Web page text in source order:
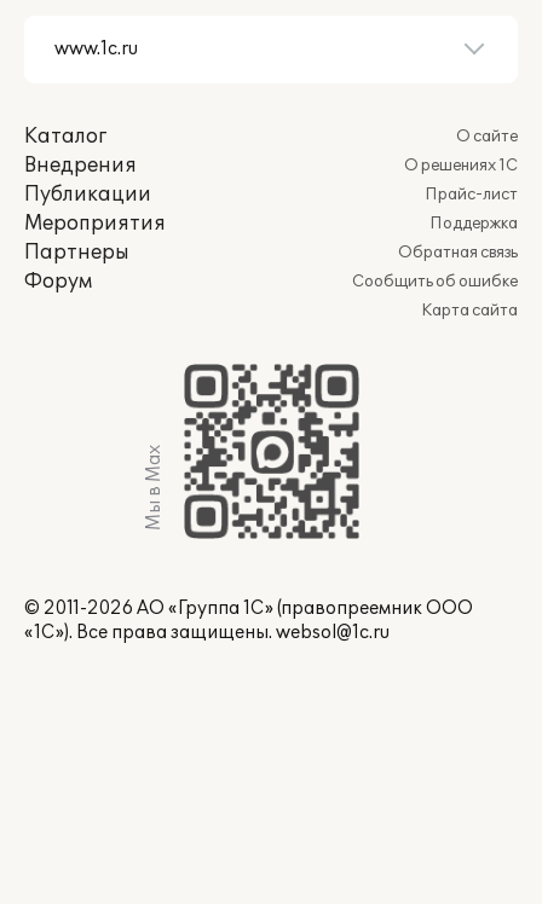
Каталог
Внедрения
Публикации
Мероприятия
Партнеры
Форум
О сайте
О решениях 1С
Прайс-лист
Поддержка
Обратная связь
Сообщить об ошибке
Карта сайта
Мы в Max
© 2011-2026 АО «Группа 1С» (правопреемник ООО
«1С»). Все права защищены. websol@1c.ru